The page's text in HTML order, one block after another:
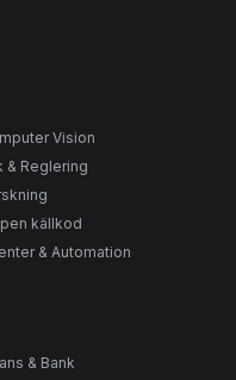
Vision
& Reglering
källkod
& Automation
& Bank